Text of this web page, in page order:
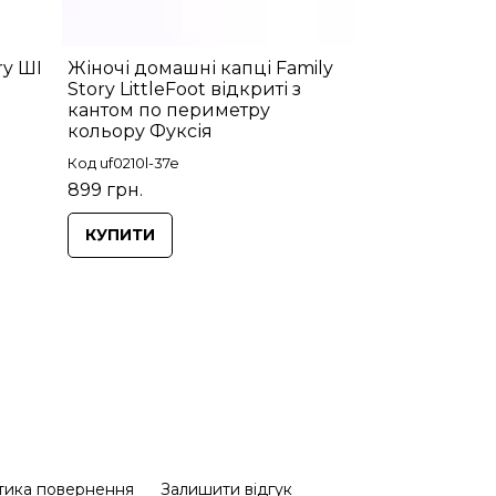
ШІ
Жіночі домашні капці Family
Story LittleFoot відкриті з
кантом по периметру
кольору Фуксія
Код uf0210l-37e
899 грн.
КУПИТИ
повернення Залишити відгук